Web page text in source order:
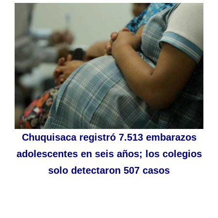
Chuquisaca registró 7.513 embarazos
adolescentes en seis años; los colegios
solo detectaron 507 casos